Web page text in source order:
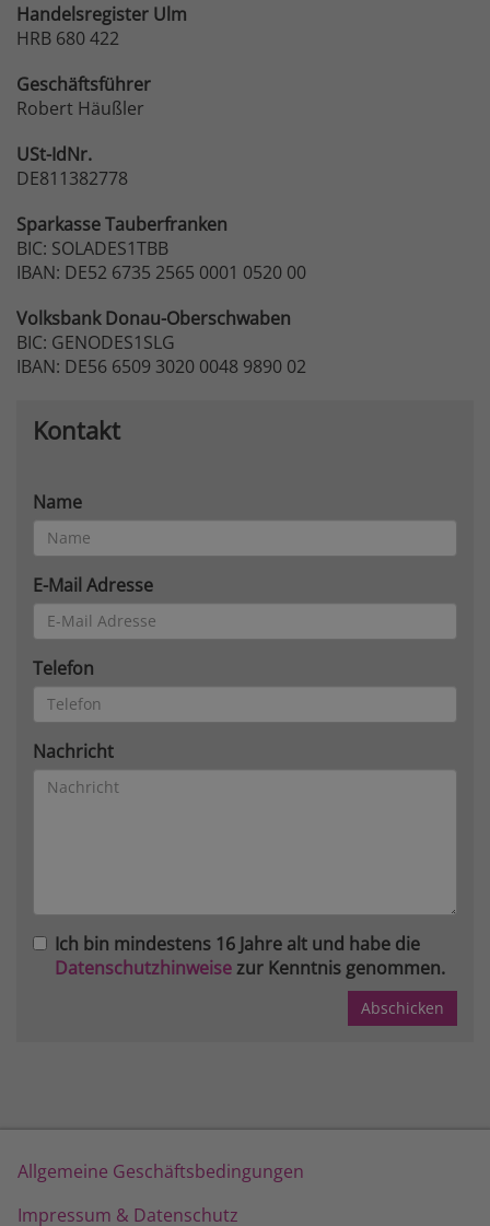
Handelsregister Ulm
HRB 680 422
Geschäftsführer
Robert Häußler
USt-IdNr.
DE811382778
SparkasseTauberfranken
BIC: SOLADES1TBB
IBAN: DE52 6735 2565 0001 0520 00
VolksbankDonau-Oberschwaben
BIC: GENODES1SLG
IBAN: DE56 6509 3020 0048 9890 02
Kontakt
Name
E-Mail Adresse
Telefon
Nachricht
Ich bin mindestens 16 Jahre alt und habe die
Datenschutzhinweisezur Kenntnis genommen.
Allgemeine Geschäftsbedingungen
Impressum & Datenschutz